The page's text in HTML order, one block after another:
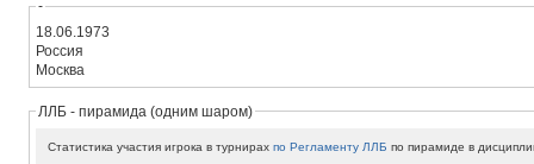
-
18.06.1973
Россия
Москва
ЛЛБ - пирамида (одним шаром)
Статистика участия игрока в турнирахпо Регламенту ЛЛБ по пирамиде в